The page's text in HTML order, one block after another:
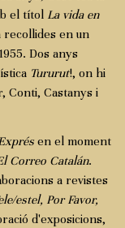
el títol La vida en
recollides en un
Dos anys
Tururut!, on hi
Conti, Castanys i
en el moment
Correo Catalán.
a revistes
estel, Por Favor,
d'exposicions,